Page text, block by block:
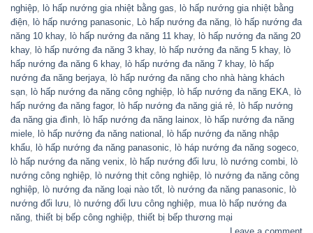
nghiệp lò hấp nướng gia nhiệt bằng gas lò hấp nướng gia nhiệt bằng
điện lò hấp nướng panasonic Lò hấp nướng đa năng lò hấp nướng đa
năng 10 khay, lò hấp nướng đa năng 11 khay, lò hấp nướng đa năng 20
khay, lò hấp nướng đa năng 3 khay, lò hấp nướng đa năng 5 khay, lò
hấp nướng đa năng 6 khay, lò hấp nướng đa năng 7 khay, lò hấp
nướng đa năng berjaya lò hấp nướng đa năng cho nhà hàng khách
sạn lò hấp nướng đa năng công nghiệp lò hấp nướng đa năng EKA lò
hấp nướng đa năng fagor, lò hấp nướng đa năng giá rẻ lò hấp nướng
đa năng gia đình lò hấp nướng đa năng lainox lò hấp nướng đa năng
miele lò hấp nướng đa năng national lò hấp nướng đa năng nhập
khẩu lò hấp nướng đa năng panasonic lò háp nướng đa năng sogeco
lò hấp nướng đa năng venix lò hấp nướng đối lưu lò nướng combi lò
nướng công nghiệp lò nướng thịt công nghiệp lò nướng đa năng công
nghiệp lò nướng đa năng loại nào tốt lò nướng đa năng panasonic lò
nướng đối lưu lò nướng đối lưu công nghiệp mua lò hấp nướng đa
năng thiết bị bếp công nghiệp thiết bị bếp thương mại